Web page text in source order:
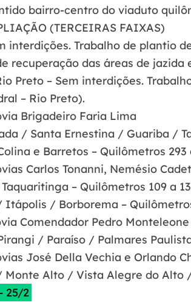
bairro-centro do viaduto
(TERCEIRAS FAIXAS)
interdições. Trabalho de plantio
recuperação das áreas de jazida
Preto – Sem interdições.
– Rio Preto).
Brigadeiro Faria Lima
/ Santa Ernestina / Guariba /
e Barretos – Quilômetros
Carlos Tonanni, Nemésio
– Quilômetros 109 a
/ Borborema –
Comendador Pedro Monteleone
/ Paraíso / Palmares
José Della Vechia e Orlando
Monte Alto / Vista Alegre do Alto
25/2